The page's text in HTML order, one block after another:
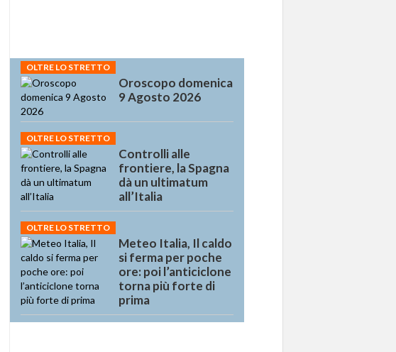
OLTRE LO STRETTO
Oroscopo domenica
9 Agosto 2026
OLTRE LO STRETTO
Controlli alle
frontiere, la Spagna
dà un ultimatum
all’Italia
OLTRE LO STRETTO
Meteo Italia, Il caldo
si ferma per poche
ore: poi l’anticiclone
torna più forte di
prima